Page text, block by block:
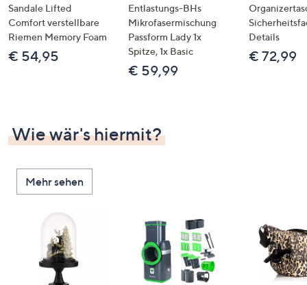
Sandale Lifted
Comfort verstellbare
Riemen Memory Foam
€ 54,95
Entlastungs-BHs
Mikrofasermischung
Passform Lady 1x
Spitze, 1x Basic
€ 59,99
Details
€ 72,99
Wie wär's hiermit?
Mehr sehen